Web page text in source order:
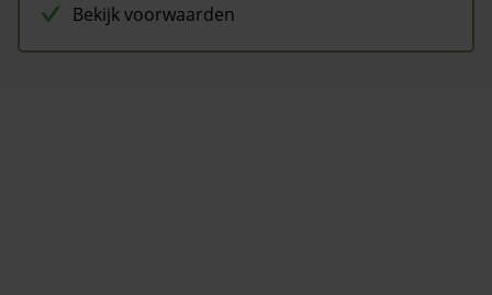
Bekijk voorwaarden